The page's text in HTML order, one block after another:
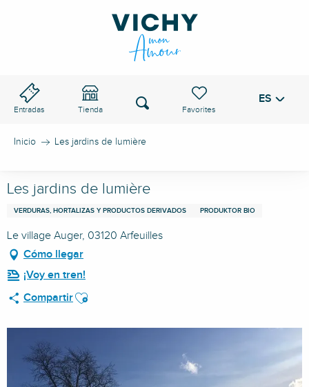
Entradas Tienda
Voir les favoris
Buscar ES
Inicio Les jardins de lumière
Les jardins de lumière
VERDURAS, HORTALIZAS Y PRODUCTOS DERIVADOS PRODUKTOR BIO
Le village Auger, 03120 Arfeuilles
Cómo llegar
¡Voy en tren!
CompartirAjouter aux favoris